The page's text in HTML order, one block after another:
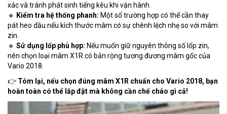
xác và tránh phát sinh tiếng kêu khi vận hành.
🔹 Kiểm tra hệ thống phanh: Một số trường hợp có thể cần thay
pát heo dầu nếu kích thước mâm có sự chênh lệch nhẹ so với mâm
zin.
🔹 Sử dụng lốp phù hợp: Nếu muốn giữ nguyên thông số lốp zin,
nên chọn loại mâm X1R có bản rộng tương đương mâm gốc của
Vario 2018.
👉 Tóm lại, nếu chọn đúng mâm X1R chuẩn cho Vario 2018, bạn
hoàn toàn có thể lắp đặt mà không cần chế cháo gì cả!